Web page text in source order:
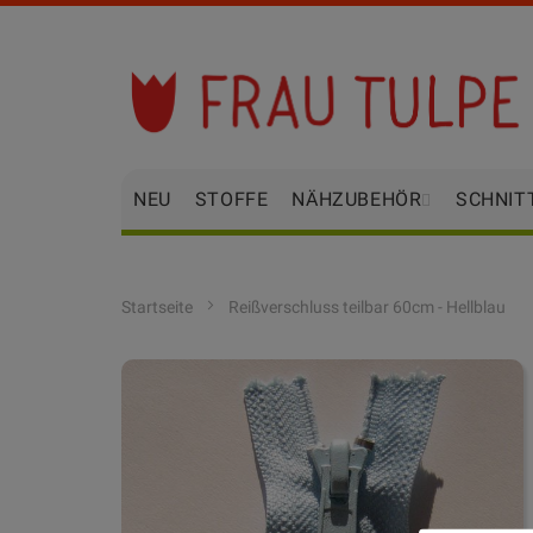
Inhalt
springen
NEU STOFFE NÄHZUBEHÖR
Startseite Reißverschluss teilbar 60cm - Hellblau
Zum